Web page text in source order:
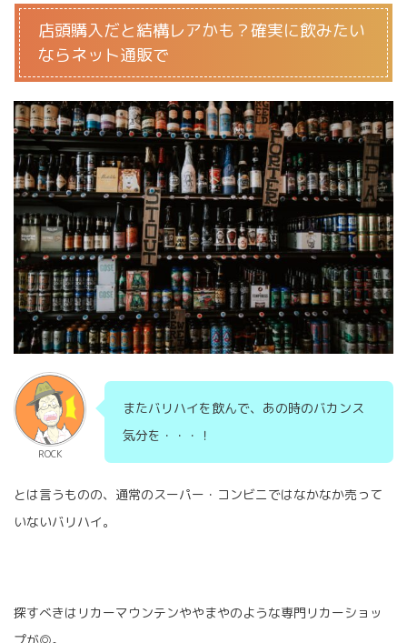
店頭購入だと結構レアかも？確実に飲みたい
ならネット通販で
ROCK
またバリハイを飲んで、あの時のバカンス
気分を・・・！
とは言うものの、通常のスーパー・コンビニではなかなか売って
いないバリハイ。
探すべきはリカーマウンテンややまやのような専門リカーショッ